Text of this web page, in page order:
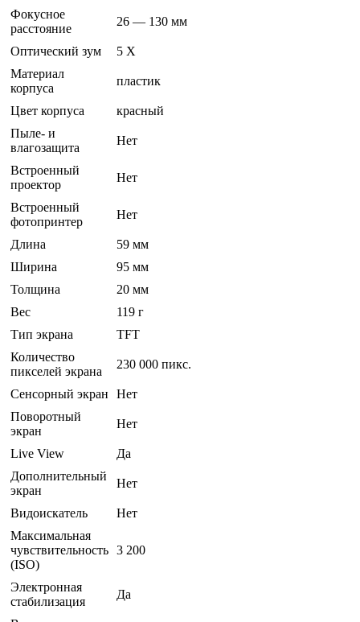
Фокусное
расстояние
26 — 130 мм
Оптический зум
5 Х
Материал
корпуса
пластик
Цвет корпуса
красный
Пыле- и
влагозащита
Нет
Встроенный
проектор
Нет
Встроенный
фотопринтер
Нет
Длина
59 мм
Ширина
95 мм
Толщина
20 мм
Вес
119 г
Тип экрана
TFT
Количество
пикселей экрана
230 000 пикс.
Сенсорный экран
Нет
Поворотный
экран
Нет
Live View
Да
Дополнительный
экран
Нет
Видоискатель
Нет
Максимальная
чувствительность
(ISO)
3 200
Электронная
стабилизация
Да